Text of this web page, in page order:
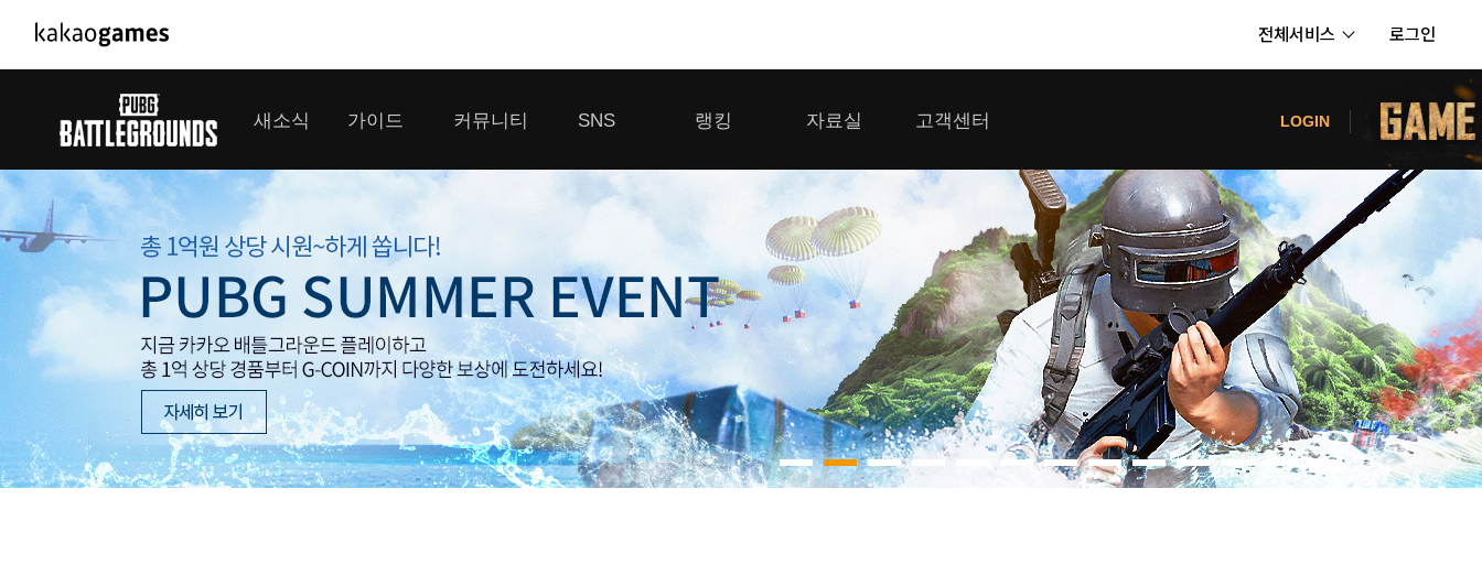
전체서비스 로그인
PC/모바일게임
도깨비의세계
오딘: 발할라 라이징
아키에이지 워
아레스 : 라이즈 오브 가디언즈
배틀그라운드
패스 오브 엑자일
우마무스메 프리티 더비
가디언 테일즈
프린세스 커넥트 Re:Dive
프렌즈팝콘
내정보
보안센터
고객센터
공지사항
카카오게임즈 PC방
게임코인
게임시간선택제
새소식
공지사항
GM소식
이벤트
업데이트
대회소식
가이드
게임 가이드
커뮤니티
미디어 게시판
클랜 라운지
모집 게시판
SNS
톡채널
랭킹
클랜 생존 리더보드
내 전적 히스토리
자료실
다운로드
고객센터
이용제한 이의신청
보안센터
LOGIN